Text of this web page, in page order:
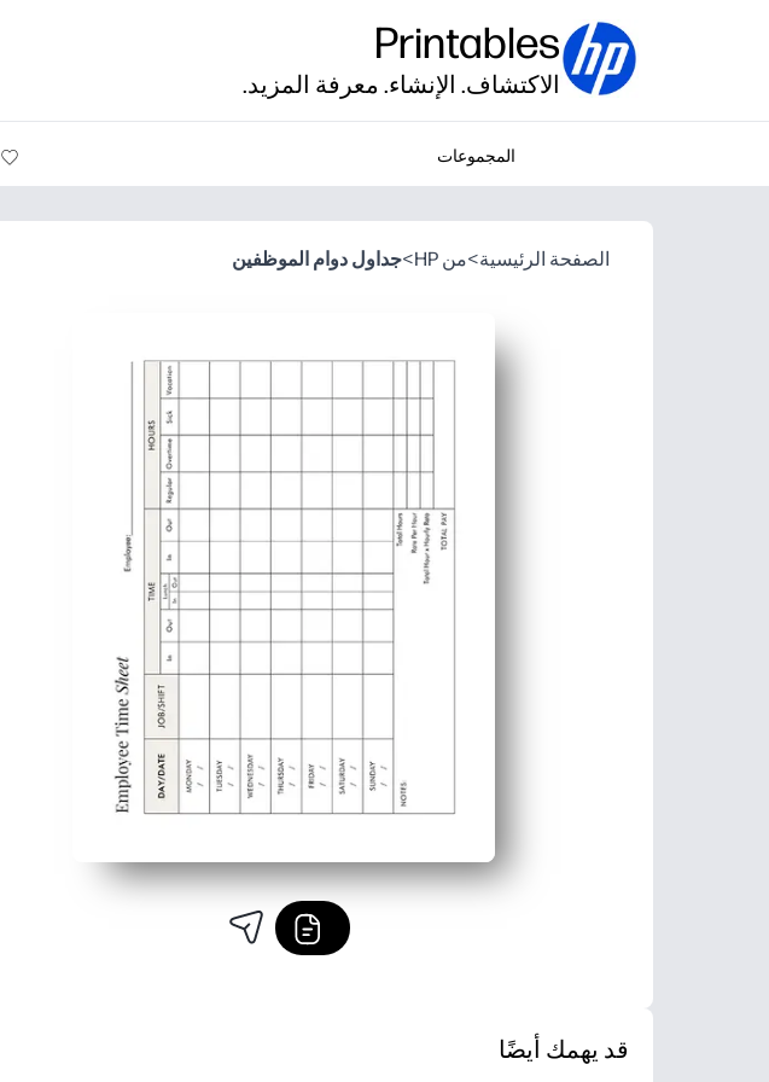
Printables
الاكتشاف. الإنشاء. معرفة المزيد.
المجموعات
الصفحة الرئيسية>من HP >جداول دوام الموظفين
قد يهمك أيضًا